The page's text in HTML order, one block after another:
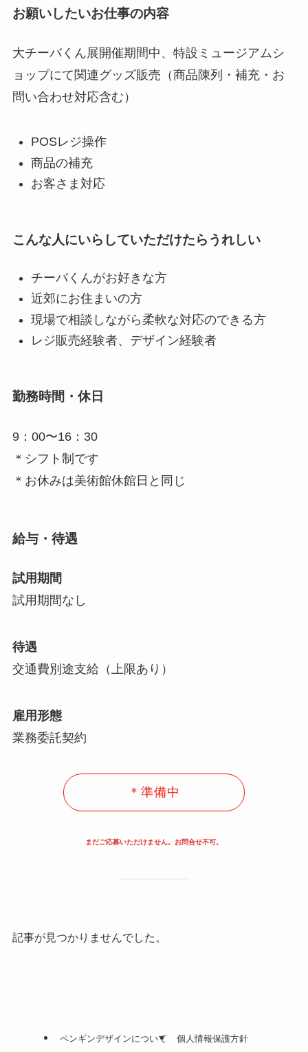
お願いしたいお仕事の内容
大チーバくん展開催期間中、特設ミュージアムシ
ョップにて関連グッズ販売（商品陳列・補充・お
問い合わせ対応含む）
POSレジ操作
商品の補充
お客さま対応
こんな人にいらしていただけたらうれしい
チーバくんがお好きな方
近郊にお住まいの方
現場で相談しながら柔軟な対応のできる方
レジ販売経験者、デザイン経験者
勤務時間・休日
9：00〜16：30
＊シフト制です
＊お休みは美術館休館日と同じ
給与・待遇
試用期間
試用期間なし
待遇
交通費別途支給（上限あり）
雇用形態
業務委託契約
＊準備中
まだご応募いただけません。お問合せ不可。
記事が見つかりませんでした。
ペンギンデザインについて 個人情報保護方針